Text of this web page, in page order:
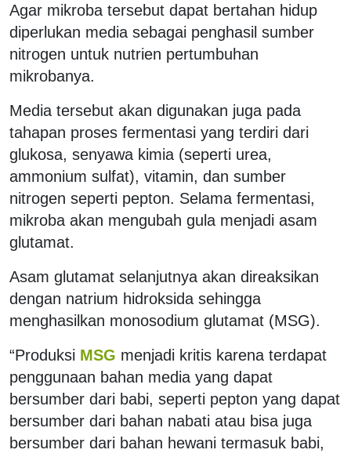
Agar mikroba tersebut dapat bertahan hidup
diperlukan media sebagai penghasil sumber
nitrogen untuk nutrien pertumbuhan
mikrobanya.
Media tersebut akan digunakan juga pada
tahapan proses fermentasi yang terdiri dari
glukosa, senyawa kimia (seperti urea,
ammonium sulfat), vitamin, dan sumber
nitrogen seperti pepton. Selama fermentasi,
mikroba akan mengubah gula menjadi asam
glutamat.
Asam glutamat selanjutnya akan direaksikan
dengan natrium hidroksida sehingga
menghasilkan monosodium glutamat (MSG).
“Produksi MSG menjadi kritis karena terdapat
penggunaan bahan media yang dapat
bersumber dari babi, seperti pepton yang dapat
bersumber dari bahan nabati atau bisa juga
bersumber dari bahan hewani termasuk babi,